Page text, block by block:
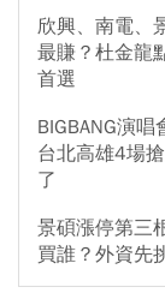
欣興、南電、
最賺？杜金龍
首選
BIGBANG演
台北高雄4場
了
景碩漲停第三
買誰？外資先